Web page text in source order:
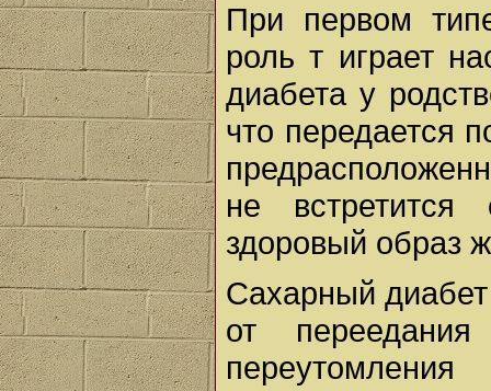
При первом
роль т играет
диабета у
что передается
не встретится
здоровый образ
Сахарный диабет
от переедания